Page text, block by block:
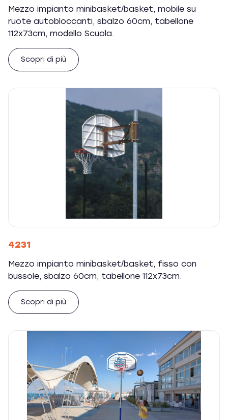
Mezzo impianto minibasket/basket, mobile su
ruote autobloccanti, sbalzo 60cm, tabellone
112x73cm, modello Scuola.
Scopri di più
4231
Mezzo impianto minibasket/basket, fisso con
bussole, sbalzo 60cm, tabellone 112x73cm.
Scopri di più